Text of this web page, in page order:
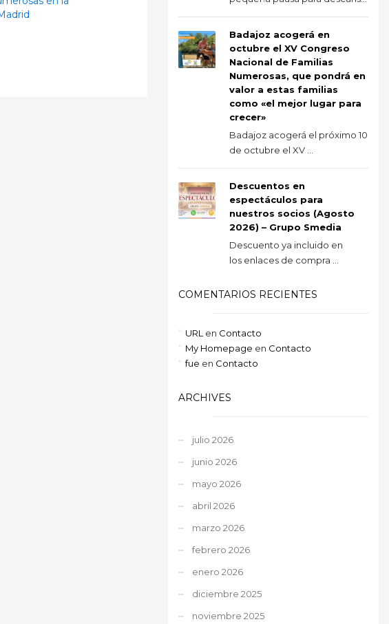
Badajoz acogerá en
octubre el XV Congreso
Nacional de Familias
Numerosas, que pondrá en
valor a estas familias
como «el mejor lugar para
crecer»
Badajoz acogerá el próximo 10
de octubre el XV ...
Descuentos en
espectáculos para
nuestros socios (Agosto
2026) – Grupo Smedia
Descuento ya incluido en
los enlaces de compra ...
COMENTARIOS RECIENTES
URL en Contacto
My Homepage en Contacto
fue en Contacto
ARCHIVES
julio 2026
junio 2026
mayo 2026
abril 2026
marzo 2026
febrero 2026
enero 2026
diciembre 2025
noviembre 2025